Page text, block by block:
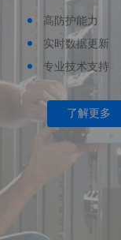
高防护能力
实时数据更新
专业技术支持
了解更多